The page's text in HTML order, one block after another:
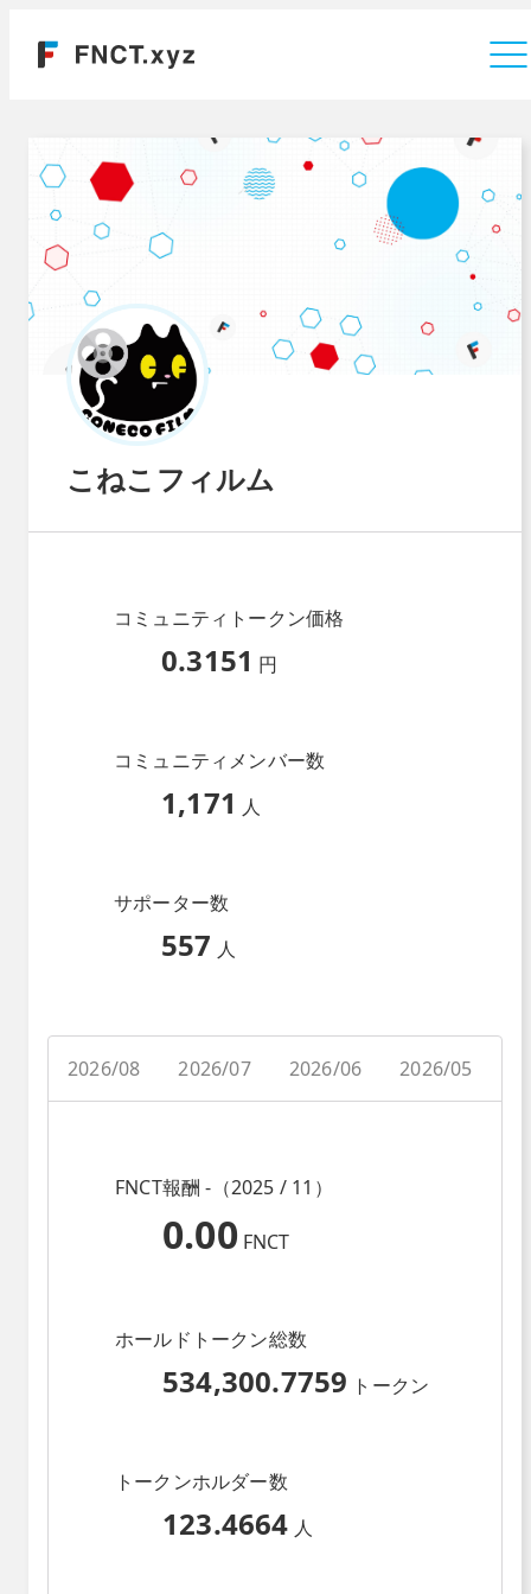
こねこフィルム
コミュニティトークン価格
0.3151 円
コミュニティメンバー数
1,171 人
サポーター数
557 人
2026/08 2026/07 2026/06 2026/05
FNCT報酬 -（2025 / 11）
0.00 FNCT
ホールドトークン総数
534,300.7759 トークン
トークンホルダー数
123.4664 人